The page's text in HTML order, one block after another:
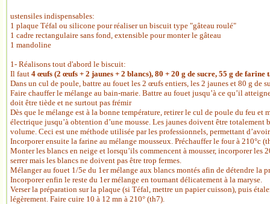
ustensiles indispensables:
1 plaque Téfal ou silicone pour réaliser un biscuit type "gâteau roulé"
1 cadre rectangulaire sans fond, extensible pour monter le gâteau
1 mandoline
1- Réalisons tout d'abord le biscuit:
Il faut 4 œufs (2 œufs + 2 jaunes + 2 blancs), 80 + 20 g de sucre, 55 g de farine
Dans un cul de poule, battre au fouet les 2 œufs entiers, les 2 jaunes et 80 g de
Faire chauffer le mélange au bain-marie. Battre au fouet jusqu’à ce qu’il
doit être tiède et ne surtout pas frémir
Dès que le mélange est à la bonne température, retirer le cul de poule du feu et
électrique jusqu’à obtention d’une mousse. Les jaunes doivent être
volume. Ceci est une méthode utilisée par les professionnels, permettant
Incorporer ensuite la farine au mélange mousseux. Préchauffer le four à 210°c
Monter les blancs en neige et lorsqu’ils commencent à mousser, incorporer les
serrer mais les blancs ne doivent pas être trop fermes.
Mélanger au fouet 1/5e du 1er mélange aux blancs montés afin de détendre la
Incorporer enfin le reste du 1er mélange en tournant délicatement à la maryse.
Verser la préparation sur la plaque (si Téfal, mettre un papier cuisson), puis
légèrement. Faire cuire 10 à 12 mn à 210° (th7).